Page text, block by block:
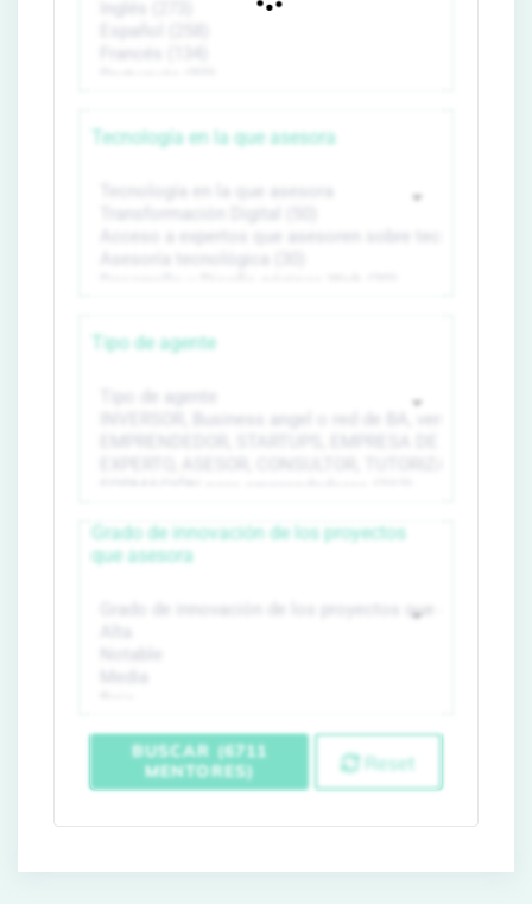
Tecnología en la que asesora
Tipo de agente
Grado de innovación de los proyectos
que asesora
BUSCAR (6711
MENTORES)
Reset